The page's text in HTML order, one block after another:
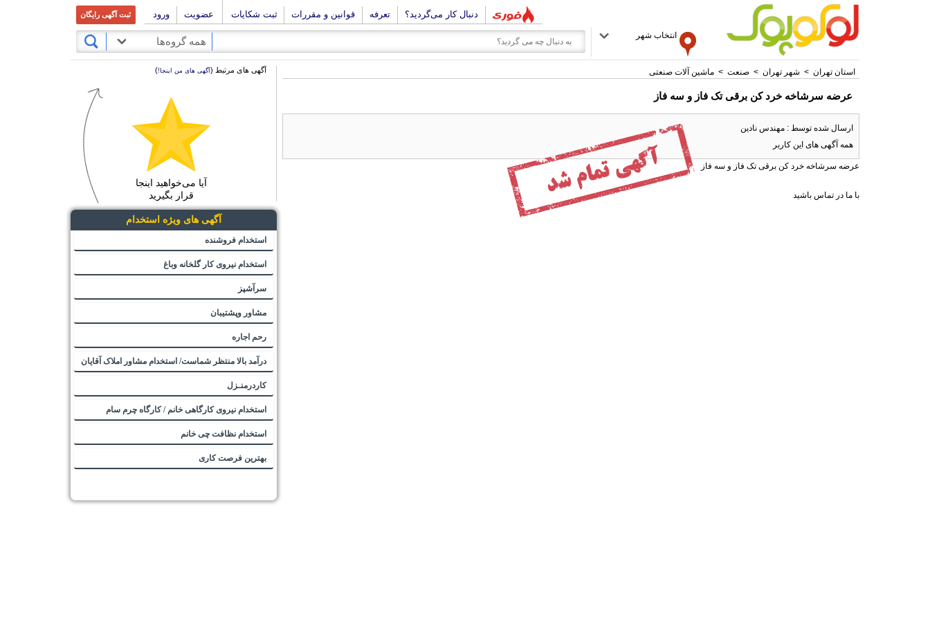
دنبال کار می‌گردید؟ تعرفه قوانین و مقررات ثبت شکایات عضویت ورود ثبت آگهی رایگان
انتخاب شهر
همه گروه‌ها
استان تهران > شهر تهران > صنعت > ماشین آلات صنعتی
عرضه سرشاخه خرد کن برقی تک فاز و سه فاز
ارسال شده توسط : مهندس نادین
همه آگهی های این کاربر
عرضه سرشاخه خرد کن برقی تک فاز و سه فاز
با ما در تماس باشید
آگهی های مرتبط (آگهی های من اینجا!)
آیا می‌خواهید اینجا
قرار بگیرید
آگهی های ویژه استخدام
استخدام فروشنده
استخدام نیروی کار گلخانه وباغ
سرآشپز
مشاور وپشتیبان
رحم اجاره
درآمد بالا منتظر شماست/ استخدام مشاور املاک آقایان
کاردرمنـزل
استخدام نیروی کارگاهی خانم / کارگاه چرم سام
استخدام نظافت چی خانم
بهترین فرصت کاری